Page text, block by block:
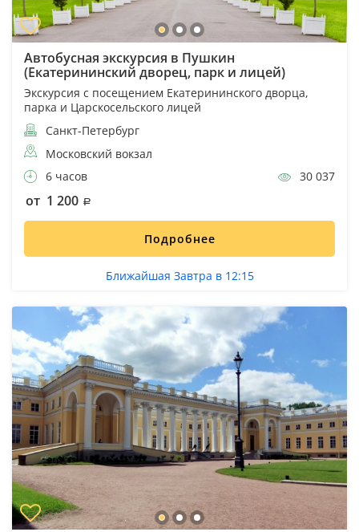
Автобусная экскурсия в Пушкин
(Екатерининский дворец, парк и лицей)
Экскурсия с посещением Екатерининского дворца,
парка и Царскосельского лицей
Санкт-Петербург
Московский вокзал
6 часов
30 037
от 1 200
Подробнее
Ближайшая Завтра в 12:15